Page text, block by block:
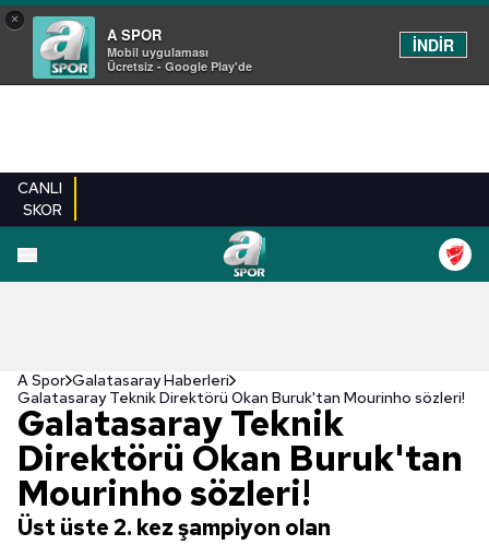
×
A SPOR
Mobil uygulaması
Ücretsiz - Google Play'de
İNDİR
CANLI
SKOR
A Spor Galatasaray Haberleri
Galatasaray Teknik Direktörü Okan Buruk'tan Mourinho sözleri!
Galatasaray Teknik
Direktörü Okan Buruk'tan
Mourinho sözleri!
Üst üste 2. kez şampiyon olan